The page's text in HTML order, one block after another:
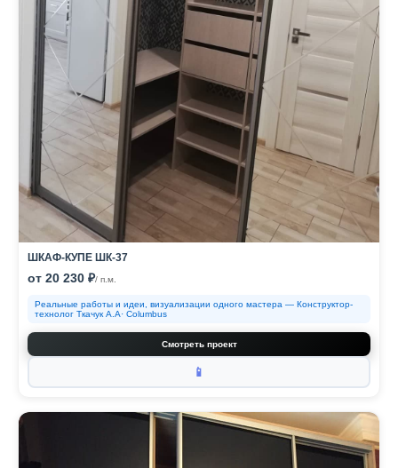
ШКАФ-КУПЕ ШК-37
от 20 230 ₽/ п.м.
Реальные работы и идеи, визуализации одного мастера — Конструктор-
технолог Ткачук А.А· Columbus
Смотреть проект
📱